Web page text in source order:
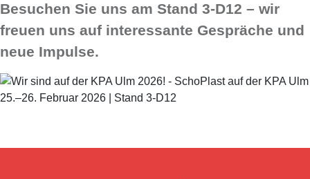
Besuchen Sie uns am Stand 3-D12 – wir
freuen uns auf interessante Gespräche und
neue Impulse.